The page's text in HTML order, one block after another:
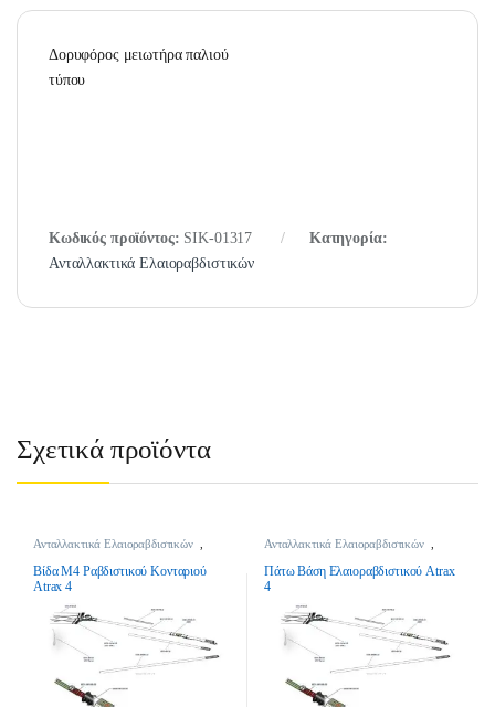
Δορυφόρος μειωτήρα παλιού
τύπου
Κωδικός προϊόντος: SIK-01317
Κατηγορία:
Ανταλλακτικά Ελαιοραβδιστικών
Σχετικά προϊόντα
Ανταλλακτικά Ελαιοραβδιστικών
Βίδα Μ4 Ραβδιστικού Κονταριού
Atrax 4
Ανταλλακτικά Ελαιοραβδιστικών
Πάτω Βάση Ελαιοραβδιστικού Atrax
4